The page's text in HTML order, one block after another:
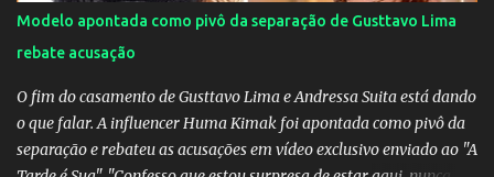
Modelo apontada como pivô da separação de Gusttavo Lima
rebate acusação
O fim do casamento de Gusttavo Lima e Andressa Suita está dando
o que falar. A influencer Huma Kimak foi apontada como pivô da
separação e rebateu as acusações em vídeo exclusivo enviado ao "A